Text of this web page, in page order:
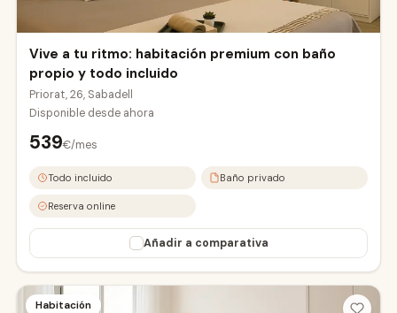
Vive a tu ritmo: habitación premium con baño
propio y todo incluido
Priorat, 26, Sabadell
Disponible desde ahora
539€/mes
Todo incluido Baño privado
Reserva online
Añadir a comparativa
Habitación